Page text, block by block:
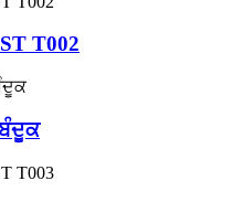
T002